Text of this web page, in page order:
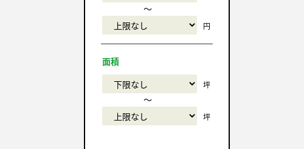
〜
円
面積
坪
〜
坪